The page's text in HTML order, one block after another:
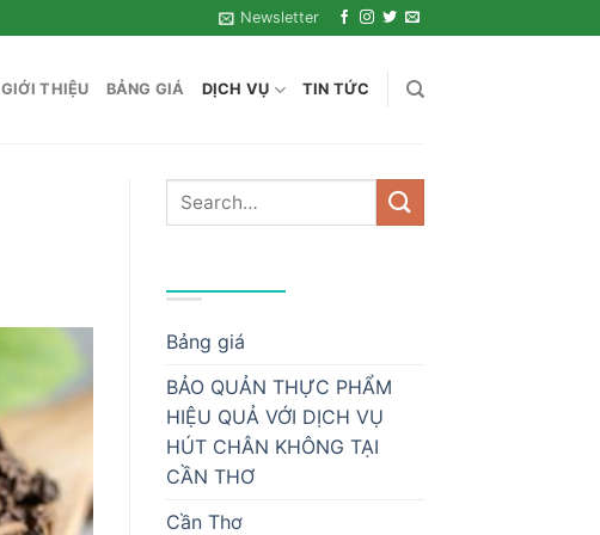
Newsletter
GIỚI THIỆU BẢNG GIÁ DỊCH VỤ TIN TỨC
Bảng giá
BẢO QUẢN THỰC PHẨM
HIỆU QUẢ VỚI DỊCH VỤ
HÚT CHÂN KHÔNG TẠI
CẦN THƠ
Cần Thơ